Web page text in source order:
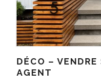
DÉCO –
AGENT